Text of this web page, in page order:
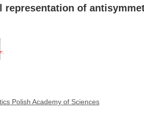
representation of
Polish Academy of Sciences